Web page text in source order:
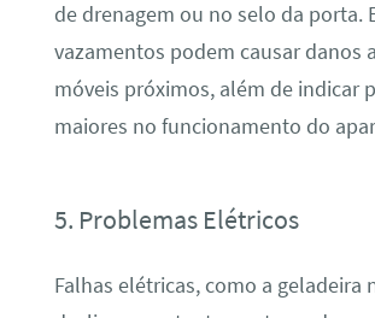
de drenagem ou no selo da porta.
vazamentos podem causar danos
móveis próximos, além de indicar
maiores no funcionamento do
5. Problemas Elétricos
Falhas elétricas, como a geladeira